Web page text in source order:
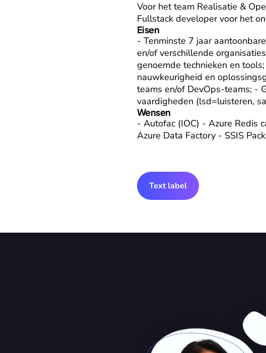
Voor het team Realisatie &
Fullstack developer voor het
Eisen
- Tenminste 7 jaar
en/of verschillende
genoemde technieken en
nauwkeurigheid en
teams en/of DevOps-teams; -
vaardigheden (lsd=luisteren,
Wensen
- Autofac (IOC) - Azure Redis
Azure Data Factory - SSIS
Text label